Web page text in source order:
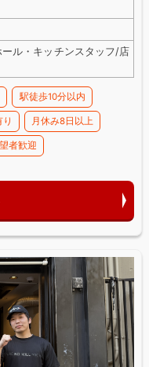
ル・キッチンスタッフ/店
駅徒歩10分以内
月休み8日以上
者歓迎